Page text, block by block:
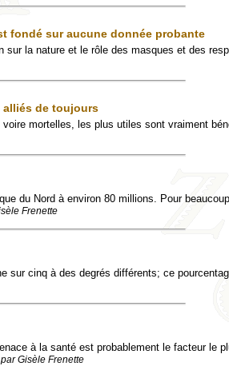
fondé sur aucune donnée probante
sur la nature et le rôle des masques et des
alliés de toujours
mortelles, les plus utiles sont vraiment
du Nord à environ 80 millions. Pour
Frenette
sur cinq à des degrés différents; ce
à la santé est probablement le facteur le
par Gisèle Frenette